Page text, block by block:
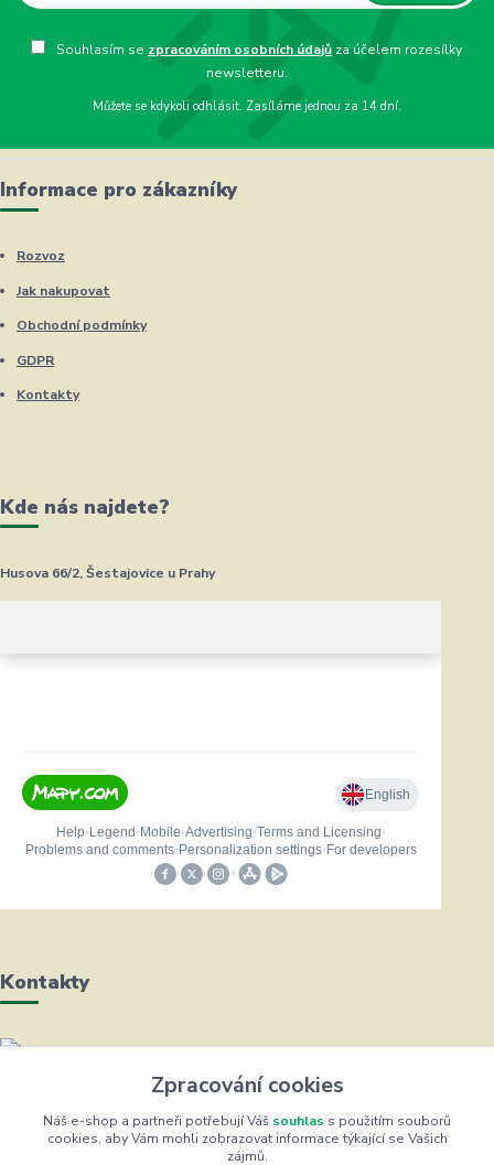
Souhlasím se zpracováním osobních údajů za účelem rozesílky
newsletteru.
Můžete se kdykoli odhlásit. Zasíláme jednou za 14 dní.
Informace pro zákazníky
Rozvoz
Jak nakupovat
Obchodní podmínky
GDPR
Kontakty
Kde nás najdete?
Husova 66/2, Šestajovice u Prahy
Kontakty
Helena Bayerová
+420 604 711 491
(Po-Čt, 8-16 hod.)
Zpracování cookies
Náš e-shop a partneři potřebují Váš souhlas s použitím souborů
cookies, aby Vám mohli zobrazovat informace týkající se Vašich
zájmů.